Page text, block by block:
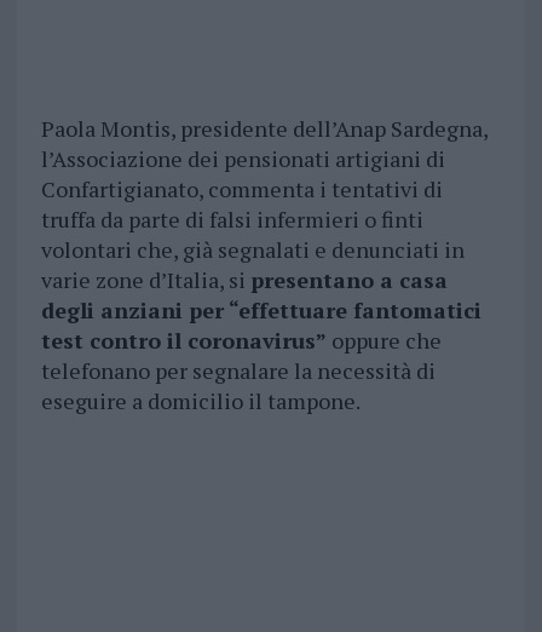
Paola Montis, presidente dell’Anap Sardegna,
l’Associazione dei pensionati artigiani di
Confartigianato, commenta i tentativi di
truffa da parte di falsi infermieri o finti
volontari che, già segnalati e denunciati in
varie zone d’Italia, si presentano a casa
degli anziani per “effettuare fantomatici
test contro il coronavirus” oppure che
telefonano per segnalare la necessità di
eseguire a domicilio il tampone.